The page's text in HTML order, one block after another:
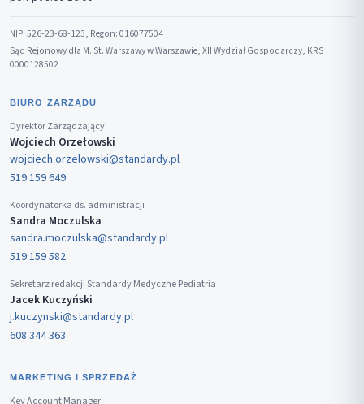
NIP: 526-23-68-123, Regon: 016077504
Sąd Rejonowy dla M. St. Warszawy w Warszawie, XII Wydział Gospodarczy, KRS
0000128502
BIURO ZARZĄDU
Dyrektor Zarządzający
Wojciech Orzełowski
wojciech.orzelowski@standardy.pl
519 159 649
Koordynatorka ds. administracji
Sandra Moczulska
sandra.moczulska@standardy.pl
519 159 582
Sekretarz redakcji Standardy Medyczne Pediatria
Jacek Kuczyński
j.kuczynski@standardy.pl
608 344 363
MARKETING I SPRZEDAŻ
Key Account Manager